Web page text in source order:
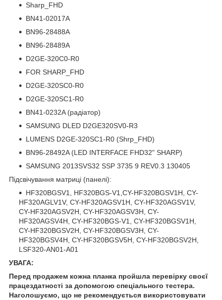
Sharp_FHD
BN41-02017A
BN96-28488A
BN96-28489A
D2GE-320C0-R0
FOR SHARP_FHD
D2GE-320SC0-R0
D2GE-320SC1-R0
BN41-0232A (радіатор)
SAMSUNG DLED D2GE320SV0-R3
LUMENS D2GE-320SC1-R0 (Shrp_FHD)
BN96-28492A (LED INTERFACE FHD32" SHARP)
SAMSUNG 2013SVS32 SSP 3735 9 REV0.3 130405
Підсвічування матриці (панелі):
HF320BGSV1, HF320BGS-V1,CY-HF320BGSV1H, CY-
HF320AGLV1V, CY-HF320AGSV1H, CY-HF320AGSV1V,
CY-HF320AGSV2H, CY-HF320AGSV3H, CY-
HF320AGSV4H, CY-HF320BGS-V1, CY-HF320BGSV1H,
CY-HF320BGSV2H, CY-HF320BGSV3H, CY-
HF320BGSV4H, CY-HF320BGSV5H, CY-HF320BGSV2H,
LSF320-AN01-A01
УВАГА:
Перед продажем кожна планка пройшла перевірку своєї
працездатності за допомогою спеціального тестера.
Наголошуємо, що не рекомендується використовувати